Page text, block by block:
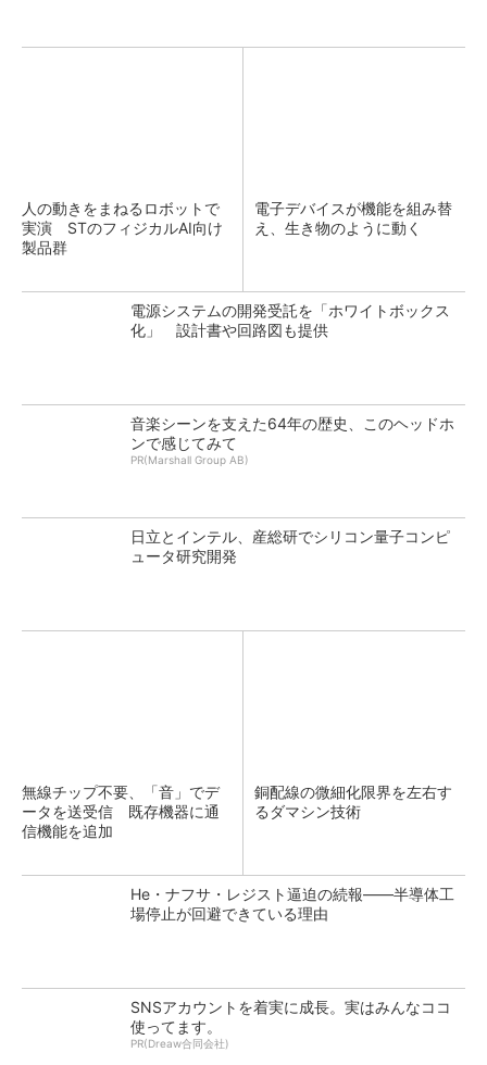
人の動きをまねるロボットで
実演 STのフィジカルAI向け
製品群
電子デバイスが機能を組み替
え、生き物のように動く
電源システムの開発受託を「ホワイトボックス
化」 設計書や回路図も提供
音楽シーンを支えた64年の歴史、このヘッドホ
ンで感じてみて
PR(Marshall Group AB)
日立とインテル、産総研でシリコン量子コンピ
ュータ研究開発
無線チップ不要、「音」でデ
ータを送受信 既存機器に通
信機能を追加
銅配線の微細化限界を左右す
るダマシン技術
He・ナフサ・レジスト逼迫の続報――半導体工
場停止が回避できている理由
SNSアカウントを着実に成長。実はみんなココ
使ってます。
PR(Dreaw合同会社)